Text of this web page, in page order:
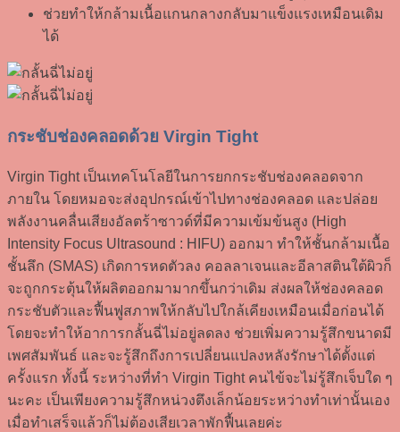
ช่วยทำให้กล้ามเนื้อแกนกลางกลับมาแข็งแรงเหมือนเดิม
ได้
กระชับช่องคลอดด้วย Virgin Tight
Virgin Tight เป็นเทคโนโลยีในการยกกระชับช่องคลอดจาก
ภายใน โดยหมอจะส่งอุปกรณ์เข้าไปทางช่องคลอด และปล่อย
พลังงานคลื่นเสียงอัลตร้าซาวด์ที่มีความเข้มข้นสูง (High
Intensity Focus Ultrasound : HIFU) ออกมา ทำให้ชั้นกล้ามเนื้อ
ชั้นลึก (SMAS) เกิดการหดตัวลง คอลลาเจนและอีลาสตินใต้ผิวก็
จะถูกกระตุ้นให้ผลิตออกมามากขึ้นกว่าเดิม ส่งผลให้ช่องคลอด
กระชับตัวและฟื้นฟูสภาพให้กลับไปใกล้เคียงเหมือนเมื่อก่อนได้
โดยจะทำให้อาการกลั้นฉี่ไม่อยู่ลดลง ช่วยเพิ่มความรู้สึกขนาดมี
เพศสัมพันธ์ และจะรู้สึกถึงการเปลี่ยนแปลงหลังรักษาได้ตั้งแต่
ครั้งแรก ทั้งนี้ ระหว่างที่ทำ Virgin Tight คนไข้จะไม่รู้สึกเจ็บใด ๆ
นะคะ เป็นเพียงความรู้สึกหน่วงตึงเล็กน้อยระหว่างทำเท่านั้นเอง
เมื่อทำเสร็จแล้วก็ไม่ต้องเสียเวลาพักฟื้นเลยค่ะ